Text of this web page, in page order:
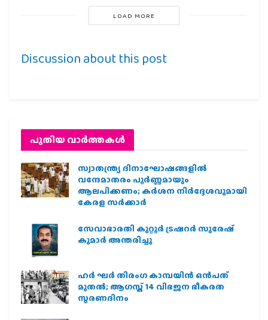
LOAD MORE
Discussion about this post
പുതിയ വാര്‍ത്തകള്‍
സ്വാതന്ത്ര്യ ദിനാഘോഷങ്ങളിൽ
വന്ദേമാതരം പൂർണ്ണമായും
ആലപിക്കണം; കർശന നിർദ്ദേശവുമായി
കേരള സർക്കാർ
സേവാഭാരതി കുറ്റൂർ ട്രഷറർ സുരേഷ്
കുമാർ അന്തരിച്ചു
ഹര്‍ ഘര്‍ തിരംഗ കാമ്പയിന്‍ ഒന്‍പത്
മുതല്‍; ആഗസ്ത് 14 വിഭജന ഭീകരത
സ്മരണദിനം